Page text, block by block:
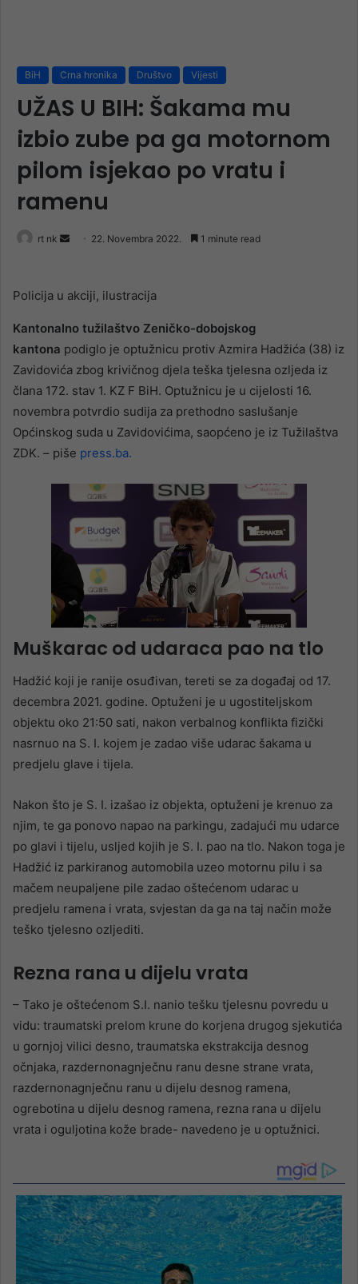
BiH Crna hronika Društvo Vijesti
UŽAS U BIH: Šakama mu
izbio zube pa ga motornom
pilom isjekao po vratu i
ramenu
rt nk
Send 22. Novembra 2022. 1 minute read
Policija u akciji, ilustracija
Kantonalno tužilaštvo Zeničko-dobojskog
kantona podiglo je optužnicu protiv Azmira Hadžića (38) iz
Zavidovića zbog krivičnog djela teška tjelesna ozljeda iz
člana 172. stav 1. KZ F BiH. Optužnicu je u cijelosti 16.
novembra potvrdio sudija za prethodno saslušanje
Općinskog suda u Zavidovićima, saopćeno je iz Tužilaštva
ZDK. – piše press.ba.
Muškarac od udaraca pao na tlo
Hadžić koji je ranije osuđivan, tereti se za događaj od 17.
decembra 2021. godine. Optuženi je u ugostiteljskom
objektu oko 21:50 sati, nakon verbalnog konflikta fizički
nasrnuo na S. I. kojem je zadao više udarac šakama u
predjelu glave i tijela.
Nakon što je S. I. izašao iz objekta, optuženi je krenuo za
njim, te ga ponovo napao na parkingu, zadajući mu udarce
po glavi i tijelu, usljed kojih je S. I. pao na tlo. Nakon toga je
Hadžić iz parkiranog automobila uzeo motornu pilu i sa
mačem neupaljene pile zadao oštećenom udarac u
predjelu ramena i vrata, svjestan da ga na taj način može
teško tjelesno ozljediti.
Rezna rana u dijelu vrata
– Tako je oštećenom S.I. nanio tešku tjelesnu povredu u
vidu: traumatski prelom krune do korjena drugog sjekutića
u gornjoj vilici desno, traumatska ekstrakcija desnog
očnjaka, razdernonagnječnu ranu desne strane vrata,
razdernonagnječnu ranu u dijelu desnog ramena,
ogrebotina u dijelu desnog ramena, rezna rana u dijelu
vrata i oguljotina kože brade- navedeno je u optužnici.